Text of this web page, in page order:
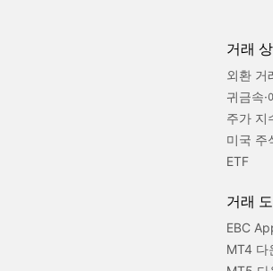
거래
외환 거
귀금속·
주가 지
미국 주
ETF
거래
EBC
MT4 다